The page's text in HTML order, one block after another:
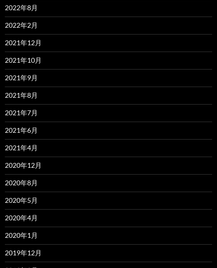
2022年8月
2022年2月
2021年12月
2021年10月
2021年9月
2021年8月
2021年7月
2021年6月
2021年4月
2020年12月
2020年8月
2020年5月
2020年4月
2020年1月
2019年12月